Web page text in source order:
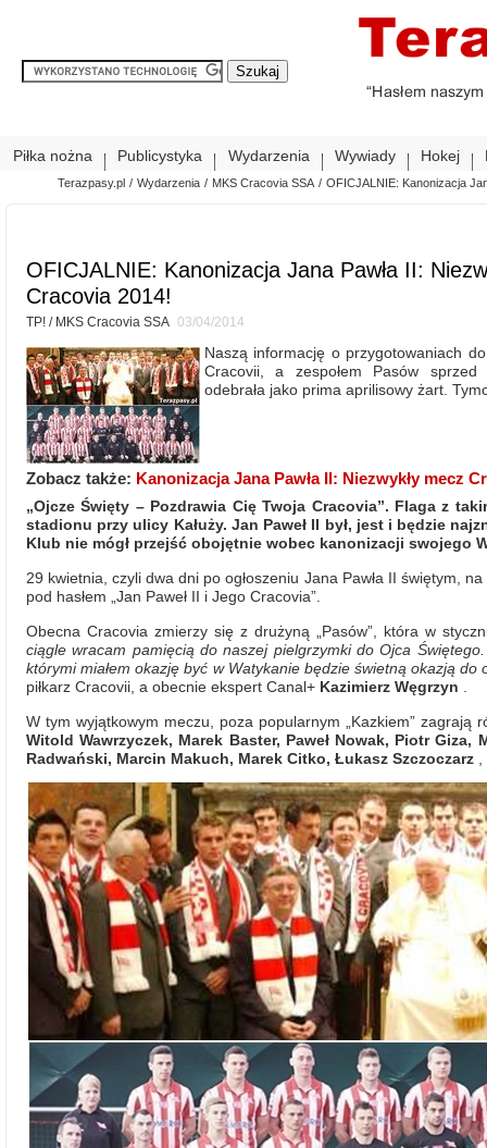
Piłka nożna Publicystyka Wydarzenia Wywiady Hokej
Terazpasy.pl / Wydarzenia / MKS Cracovia SSA / OFICJALNIE: Kanonizacja
OFICJALNIE: Kanonizacja Jana Pawła II:
Cracovia 2014!
TP! / MKS Cracovia SSA 03/04/2014
Naszą informację o przygotowaniach
Cracovii, a zespołem Pasów
odebrała jako prima aprilisowy żart.
Zobacz także: Kanonizacja Jana Pawła II: Niezwykły mecz
„Ojcze Święty – Pozdrawia Cię Twoja Cracovia”. Flaga z
stadionu przy ulicy Kałuży. Jan Paweł II był, jest i będzie
Klub nie mógł przejść obojętnie wobec kanonizacji swojego
29 kwietnia, czyli dwa dni po ogłoszeniu Jana Pawła II świętym,
pod hasłem „Jan Paweł II i Jego Cracovia”.
Obecna Cracovia zmierzy się z drużyną „Pasów”, która w
ciągle wracam pamięcią do naszej pielgrzymki do Ojca
którymi miałem okazję być w Watykanie będzie świetną okazją
piłkarz Cracovii, a obecnie ekspert Canal+ Kazimierz Węgrzyn
W tym wyjątkowym meczu, poza popularnym „Kazkiem” zagrają
Witold Wawrzyczek, Marek Baster, Paweł Nowak, Piotr
Radwański, Marcin Makuch, Marek Citko, Łukasz Szczoczarz